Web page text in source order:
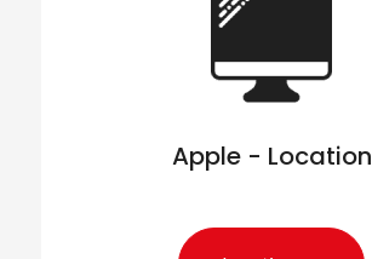
Apple - Location